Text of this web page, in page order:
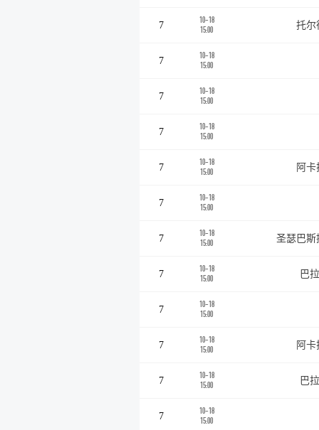
7
10-18
15:00
托尔
7
10-18
15:00
7
10-18
15:00
7
10-18
15:00
7
10-18
15:00
阿
7
10-18
15:00
7
10-18
15:00
圣瑟巴斯
7
10-18
15:00
巴
7
10-18
15:00
7
10-18
15:00
阿
7
10-18
15:00
巴
7
10-18
15:00